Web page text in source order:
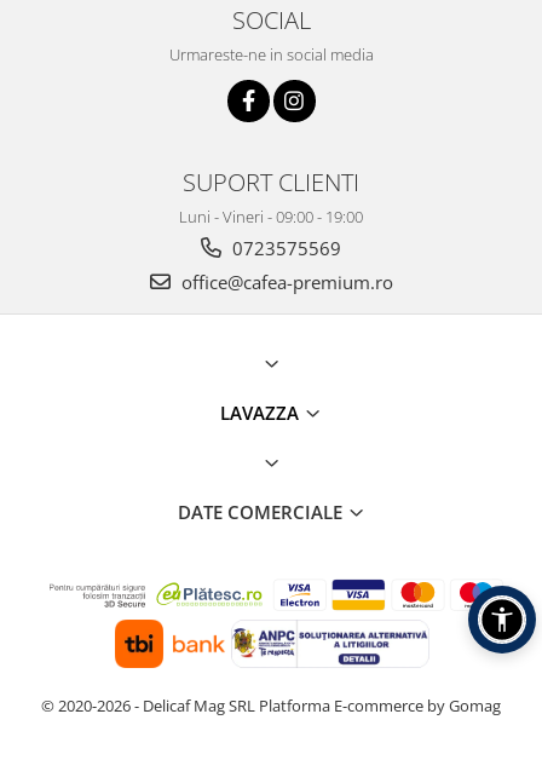
SOCIAL
Urmareste-ne in social media
SUPORT CLIENTI
Luni - Vineri - 09:00 - 19:00
0723575569
office@cafea-premium.ro
LAVAZZA
DATE COMERCIALE
© 2020-2026 - Delicaf Mag SRL Platforma E-commerce by Gomag